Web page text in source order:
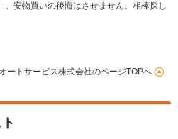
安物買いの後悔はさせません。相棒探し
ートサービス株式会社のページTOPへ